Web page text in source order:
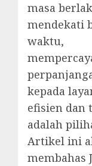
masa
mendekati
waktu,
kepada
efisien dan
adalah
Artikel ini
membahas